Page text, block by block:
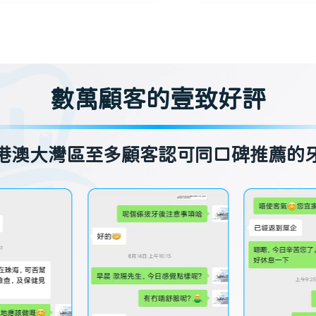
數萬顧客的壹致好評
澳大灣區至多顧客認可同口碑推薦的